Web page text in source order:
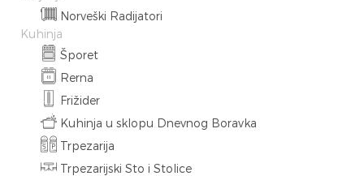
Norveški Radijatori
Kuhinja
Šporet
Rerna
Frižider
Kuhinja u sklopu Dnevnog Boravka
Trpezarija
Trpezarijski Sto i Stolice